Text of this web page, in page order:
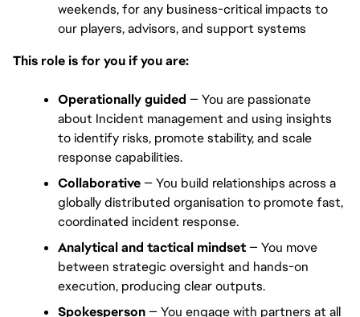
weekends, for any business-critical impacts to
our players, advisors, and support systems
This role is for you if you are:
Operationally guided — You are passionate
about Incident management and using insights
to identify risks, promote stability, and scale
response capabilities.
Collaborative — You build relationships across a
globally distributed organisation to promote fast,
coordinated incident response.
Analytical and tactical mindset — You move
between strategic oversight and hands-on
execution, producing clear outputs.
Spokesperson — You engage with partners at all